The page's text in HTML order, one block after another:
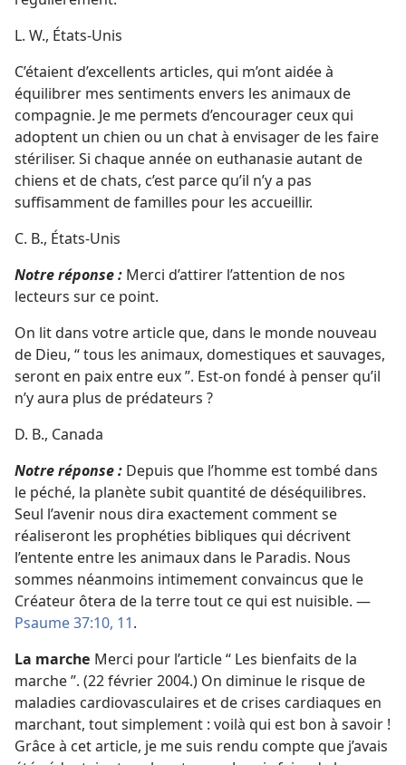
L. W., États-Unis
C’étaient d’excellents articles, qui m’ont aidée à
équilibrer mes sentiments envers les animaux de
compagnie. Je me permets d’encourager ceux qui
adoptent un chien ou un chat à envisager de les faire
stériliser. Si chaque année on euthanasie autant de
chiens et de chats, c’est parce qu’il n’y a pas
suffisamment de familles pour les accueillir.
C. B., États-Unis
Notre réponse : Merci d’attirer l’attention de nos
lecteurs sur ce point.
On lit dans votre article que, dans le monde nouveau
de Dieu, “ tous les animaux, domestiques et sauvages,
seront en paix entre eux ”. Est-​on fondé à penser qu’il
n’y aura plus de prédateurs ?
D. B., Canada
Notre réponse : Depuis que l’homme est tombé dans
le péché, la planète subit quantité de déséquilibres.
Seul l’avenir nous dira exactement comment se
réaliseront les prophéties bibliques qui décrivent
l’entente entre les animaux dans le Paradis. Nous
sommes néanmoins intimement convaincus que le
Créateur ôtera de la terre tout ce qui est nuisible. —
Psaume 37:10, 11.
La marche Merci pour l’article “ Les bienfaits de la
marche ”. (22 février 2004.) On diminue le risque de
maladies cardiovasculaires et de crises cardiaques en
marchant, tout simplement : voilà qui est bon à savoir !
Grâce à cet article, je me suis rendu compte que j’avais